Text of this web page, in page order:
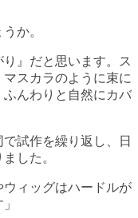
か。
』だと思います。ス
スカラのように束に
んわりと自然にカバ
試作を繰り返し、日
した。
ィッグはハードルが